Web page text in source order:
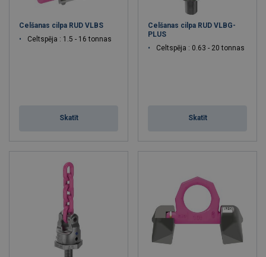
Celšanas cilpa RUD VLBS
Celtspēja : 1.5 - 16 tonnas
Skatīt
Celšanas cilpa RUD VLBG-
PLUS
Celtspēja : 0.63 - 20 tonnas
Skatīt